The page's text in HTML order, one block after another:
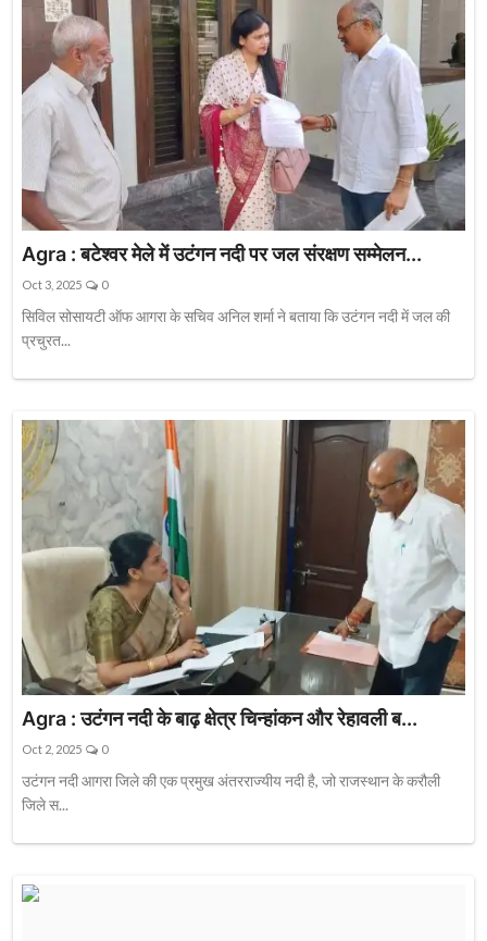
Agra : बटेश्वर मेले में उटंगन नदी पर जल संरक्षण सम्मेलन...
Oct 3, 2025 0
सिविल सोसायटी ऑफ आगरा के सचिव अनिल शर्मा ने बताया कि उटंगन नदी में जल की
प्रचुरत...
Agra : उटंगन नदी के बाढ़ क्षेत्र चिन्हांकन और रेहावली ब...
Oct 2, 2025 0
उटंगन नदी आगरा जिले की एक प्रमुख अंतरराज्यीय नदी है, जो राजस्थान के करौली
जिले स...